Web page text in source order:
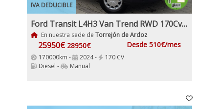
IVA DEDUCIBLE
Ford Transit L4H3 Van Trend RWD 170Cv Nacional IVA y Garantía Incl Etiqueta C
En nuestra sede de Torrejón de Ardoz
25950€ 28950€ Desde 510€/mes
170000km - 2024 -
170 CV
Diesel -
Manual